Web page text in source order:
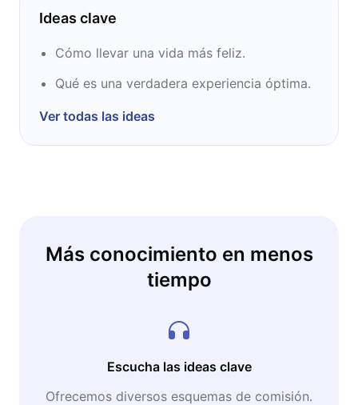
Ideas clave
Cómo llevar una vida más feliz.
Qué es una verdadera experiencia óptima.
Ver todas las ideas
Más conocimiento en menos
tiempo
Escucha las ideas clave
Ofrecemos diversos esquemas de comisión.